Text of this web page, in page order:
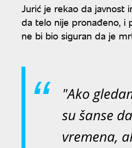
Jurić je rekao da javnost
da telo nije pronađeno, i
ne bi bio siguran da je
"Ako
su šanse
vremena,